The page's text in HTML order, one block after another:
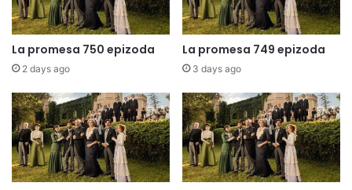
La promesa 750 epizoda
2 days ago
La promesa 749 epizoda
3 days ago